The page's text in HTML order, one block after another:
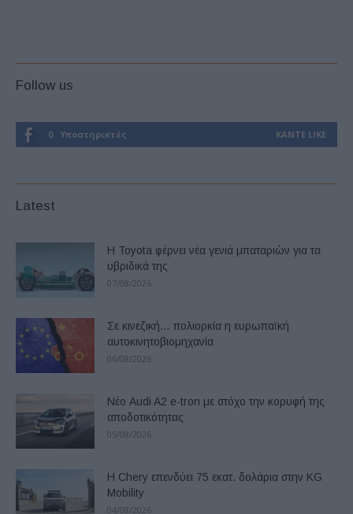
Follow us
0 Υποστηρικτές ΚΆΝΤΕ LIKE
Latest
Η Toyota φέρνει νέα γενιά μπαταριών για τα
υβριδικά της
07/08/2026
Σε κινεζική… πολιορκία η ευρωπαϊκή
αυτοκινητοβιομηχανία
06/08/2026
Νέο Audi A2 e-tron με στόχο την κορυφή της
αποδοτικότητας
05/08/2026
Η Chery επενδύει 75 εκατ. δολάρια στην KG
Mobility
04/08/2026